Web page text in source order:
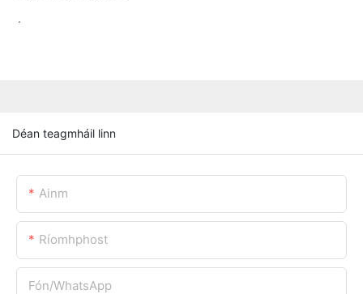
.
Déan teagmháil linn
Ainm
Ríomhphost
Fón/whatsApp